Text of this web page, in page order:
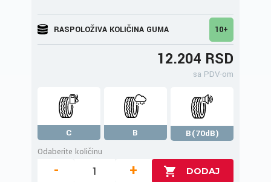
RASPOLOŽIVA KOLIČINA GUMA 10+
12.204 RSD
sa PDV-om
C B
B(70dB)
Odaberite količinu
- +